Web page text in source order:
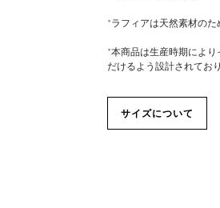
*ラフィアは天然素材の
*本商品は生産時期によ
だけるよう設計されてお
サイズについて